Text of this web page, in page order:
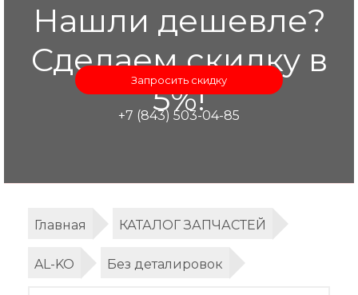
Нашли дешевле?
Сделаем скидку в
5%!
Запросить скидку
+7 (843) 503-04-85
Главная КАТАЛОГ ЗАПЧАСТЕЙ
AL-KO Без деталировок